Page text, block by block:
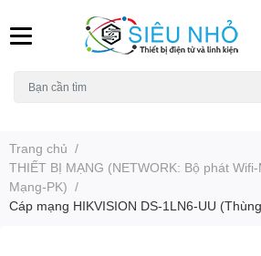
Trang chủ /
THIẾT BỊ MẠNG (NETWORK: Bộ phát
Mạng-PK) /
Cáp mạng HIKVISION DS-1LN6-UU